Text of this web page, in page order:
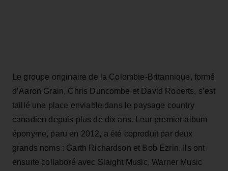
Le groupe originaire de la Colombie-Britannique, formé
d’Aaron Grain, Chris Duncombe et David Roberts, s’est
taillé une place enviable dans le paysage country
canadien depuis plus de dix ans. Leur premier album
éponyme, paru en 2012, a été coproduit par deux
grands noms : Garth Richardson et Bob Ezrin. Ils ont
ensuite collaboré avec Slaight Music, Warner Music